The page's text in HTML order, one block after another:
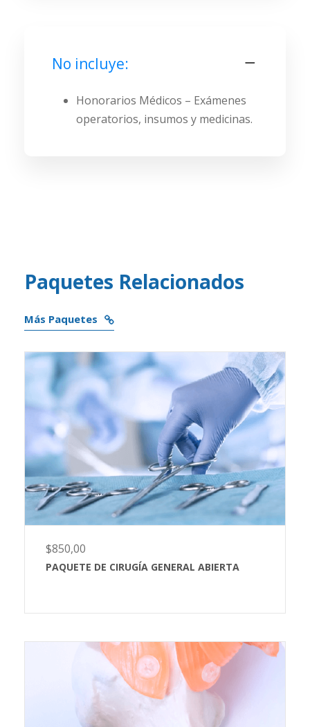
No incluye:
Honorarios Médicos – Exámenes
operatorios, insumos y medicinas.
Paquetes Relacionados
Más Paquetes
$850,00
PAQUETE DE CIRUGÍA GENERAL ABIERTA